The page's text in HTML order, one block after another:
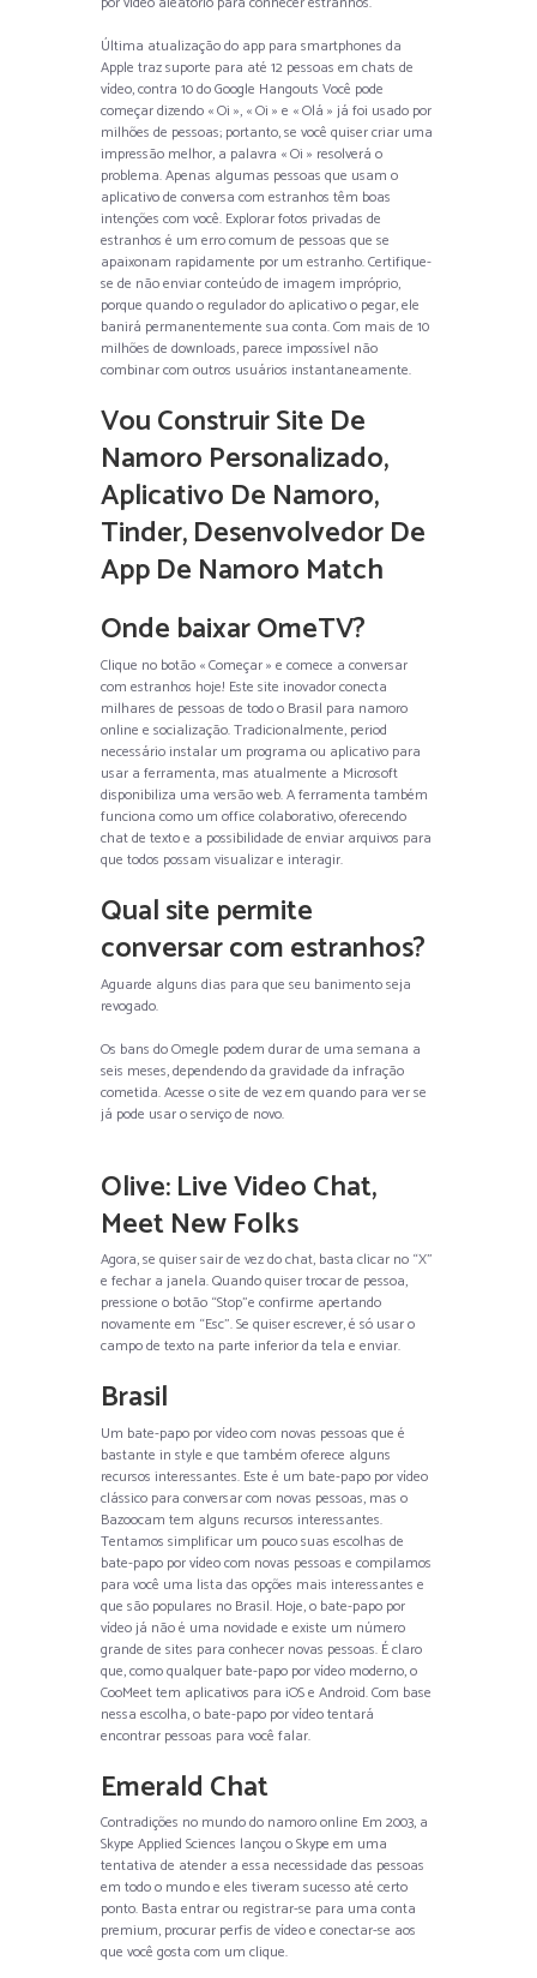
Última atualização do app para smartphones da
Apple traz suporte para até 12 pessoas em chats de
vídeo, contra 10 do Google Hangouts Você pode
começar dizendo « Oi », « Oi » e « Olá » já foi usado por
milhões de pessoas; portanto, se você quiser criar uma
impressão melhor, a palavra « Oi » resolverá o
problema. Apenas algumas pessoas que usam o
aplicativo de conversa com estranhos têm boas
intenções com você. Explorar fotos privadas de
estranhos é um erro comum de pessoas que se
apaixonam rapidamente por um estranho. Certifique-
se de não enviar conteúdo de imagem impróprio,
porque quando o regulador do aplicativo o pegar, ele
banirá permanentemente sua conta. Com mais de 10
milhões de downloads, parece impossível não
combinar com outros usuários instantaneamente.
Vou Construir Site De
Namoro Personalizado,
Aplicativo De Namoro,
Tinder, Desenvolvedor De
App De Namoro Match
Onde baixar OmeTV?
Clique no botão « Começar » e comece a conversar
com estranhos hoje! Este site inovador conecta
milhares de pessoas de todo o Brasil para namoro
online e socialização. Tradicionalmente, period
necessário instalar um programa ou aplicativo para
usar a ferramenta, mas atualmente a Microsoft
disponibiliza uma versão web. A ferramenta também
funciona como um office colaborativo, oferecendo
chat de texto e a possibilidade de enviar arquivos para
que todos possam visualizar e interagir.
Qual site permite
conversar com estranhos?
Aguarde alguns dias para que seu banimento seja
revogado.
Os bans do Omegle podem durar de uma semana a
seis meses, dependendo da gravidade da infração
cometida. Acesse o site de vez em quando para ver se
já pode usar o serviço de novo.
Olive: Live Video Chat,
Meet New Folks
Agora, se quiser sair de vez do chat, basta clicar no “X”
e fechar a janela. Quando quiser trocar de pessoa,
pressione o botão “Stop”e confirme apertando
novamente em “Esc”. Se quiser escrever, é só usar o
campo de texto na parte inferior da tela e enviar.
Brasil
Um bate-papo por vídeo com novas pessoas que é
bastante in style e que também oferece alguns
recursos interessantes. Este é um bate-papo por vídeo
clássico para conversar com novas pessoas, mas o
Bazoocam tem alguns recursos interessantes.
Tentamos simplificar um pouco suas escolhas de
bate-papo por vídeo com novas pessoas e compilamos
para você uma lista das opções mais interessantes e
que são populares no Brasil. Hoje, o bate-papo por
vídeo já não é uma novidade e existe um número
grande de sites para conhecer novas pessoas. É claro
que, como qualquer bate-papo por vídeo moderno, o
CooMeet tem aplicativos para iOS e Android. Com base
nessa escolha, o bate-papo por vídeo tentará
encontrar pessoas para você falar.
Emerald Chat
Contradições no mundo do namoro online Em 2003, a
Skype Applied Sciences lançou o Skype em uma
tentativa de atender a essa necessidade das pessoas
em todo o mundo e eles tiveram sucesso até certo
ponto. Basta entrar ou registrar-se para uma conta
premium, procurar perfis de vídeo e conectar-se aos
que você gosta com um clique.